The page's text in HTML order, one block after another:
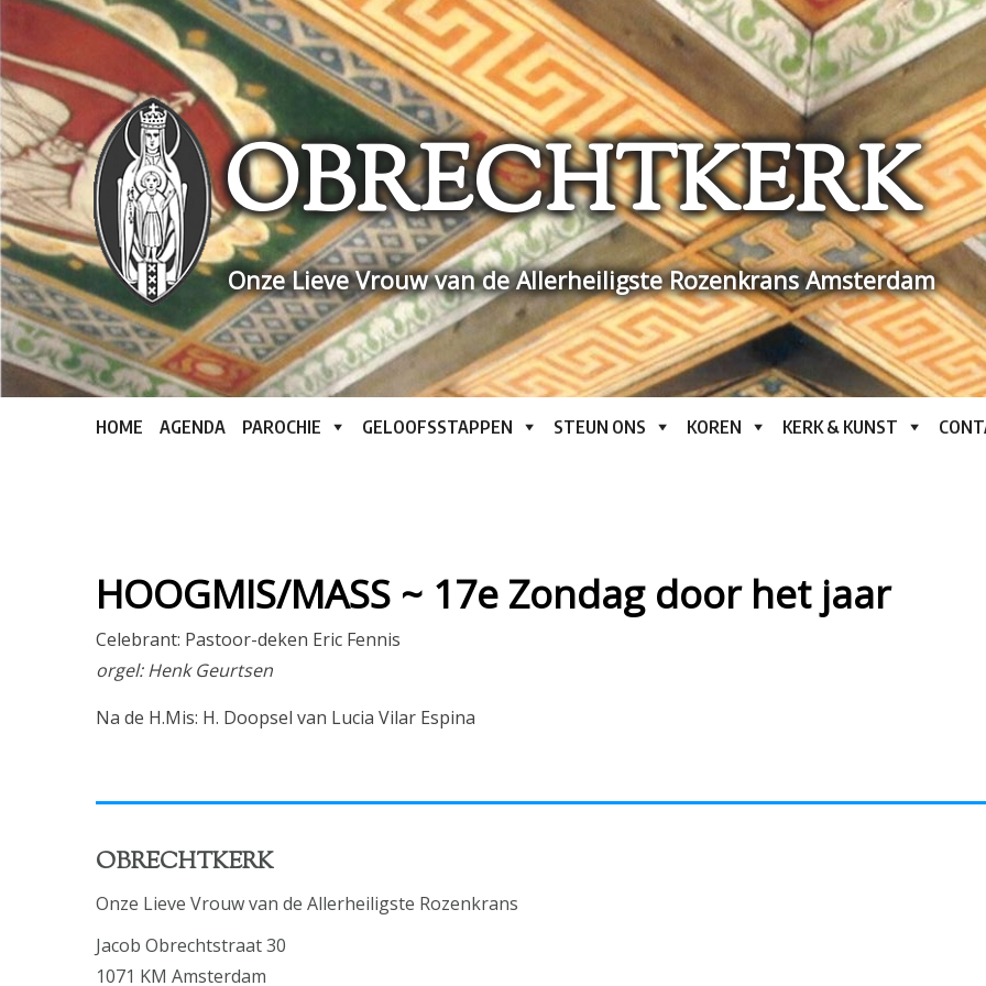
Skip
content
OBRECHTKERK
Onze Lieve Vrouw van de Allerheiligste Rozenkrans Amsterdam
HOME AGENDA PAROCHIE GELOOFSSTAPPEN STEUN ONS KOREN KERK & KUNST
HOOGMIS/MASS ~ 17e Zondag door het jaar
Celebrant: Pastoor-deken Eric Fennis
orgel: Henk Geurtsen
Na de H.Mis: H. Doopsel van Lucia Vilar Espina
OBRECHTKERK
Onze Lieve Vrouw van de Allerheiligste Rozenkrans
Jacob Obrechtstraat 30
1071 KM Amsterdam